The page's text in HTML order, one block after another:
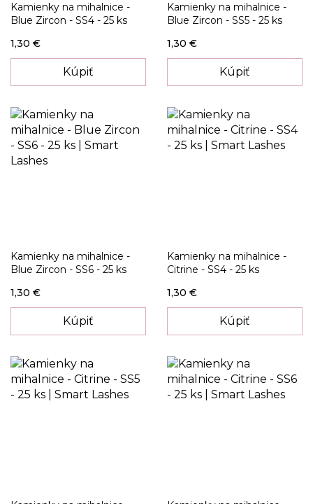
Kamienky na mihalnice -
Blue Zircon - SS4 - 25 ks
1,30 €
Kúpiť
Kamienky na mihalnice -
Blue Zircon - SS5 - 25 ks
1,30 €
Kúpiť
Kamienky na mihalnice -
Blue Zircon - SS6 - 25 ks
1,30 €
Kúpiť
Kamienky na mihalnice -
Citrine - SS4 - 25 ks
1,30 €
Kúpiť